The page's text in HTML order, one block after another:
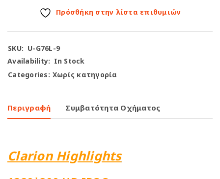
Πρόσθήκη στην λίστα επιθυμιών
SKU: U-G76L-9
Availability: In Stock
Categories: Χωρίς κατηγορία
Περιγραφή Συμβατότητα Οχήματος
Clarion Highlights